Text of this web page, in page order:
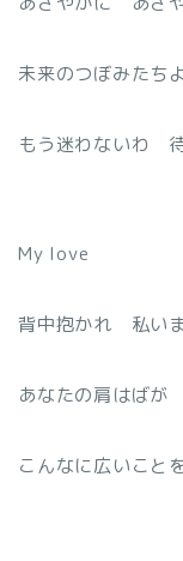
未来のつぼみたち
もう迷わないわ
My love
背中抱かれ 私い
あなたの肩はばが
こんなに広いことを